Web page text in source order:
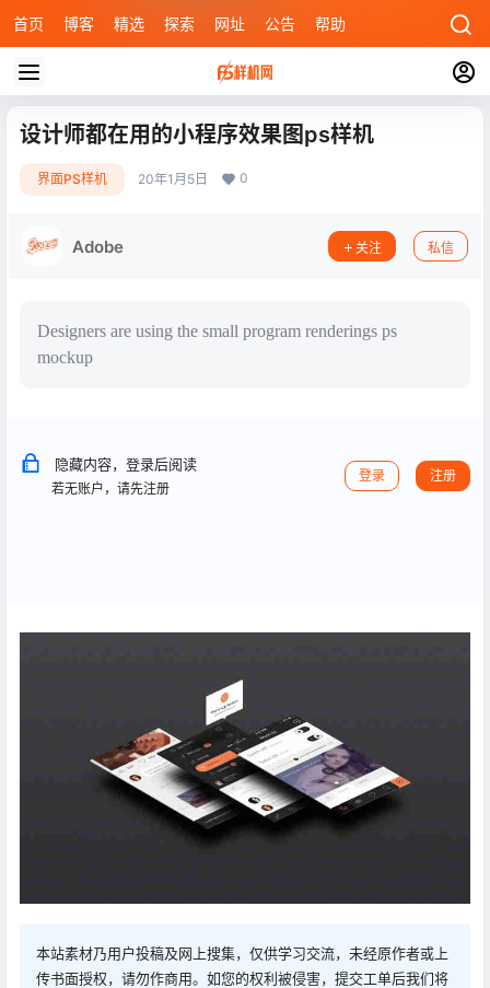
首页 博客 精选 探索 网址 公告 帮助
设计师都在用的小程序效果图ps样机
界面PS样机 20年1月5日 0
Adobe 关注 私信
Designers are using the small program renderings ps
mockup
隐藏内容，登录后阅读
若无账户，请先注册
登录 注册
本站素材乃用户投稿及网上搜集，仅供学习交流，未经原作者或上
传书面授权，请勿作商用。如您的权利被侵害，提交工单后我们将